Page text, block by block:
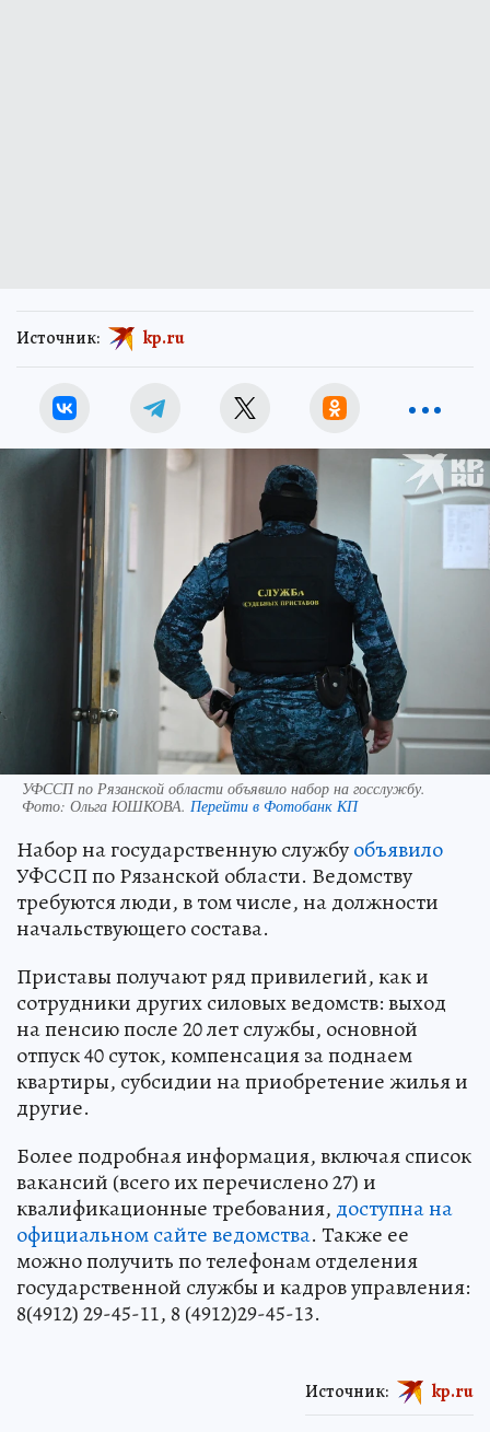
Источник: kp.ru
УФССП по Рязанской области объявило набор на госслужбу.
Фото: Ольга ЮШКОВА. Перейти в Фотобанк КП
Набор на государственную службуобъявило
УФССП по Рязанской области. Ведомству
требуются люди, в том числе, на должности
начальствующего состава.
Приставы получают ряд привилегий, как и
сотрудники других силовых ведомств: выход
на пенсию после 20 лет службы, основной
отпуск 40 суток, компенсация за поднаем
квартиры, субсидии на приобретение жилья и
другие.
Более подробная информация, включая список
вакансий (всего их перечислено 27) и
квалификационные требования, доступна на
официальном сайте ведомства. Также ее
можно получить по телефонам отделения
государственной службы и кадров управления:
8(4912) 29-45-11, 8 (4912)29-45-13.
Источник: kp.ru